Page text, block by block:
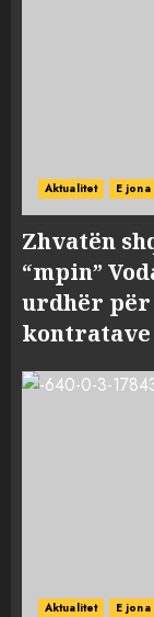
Aktualitet E jona
Zhvatën
“mpin”
urdhër për
kontratave
Aktualitet E jona